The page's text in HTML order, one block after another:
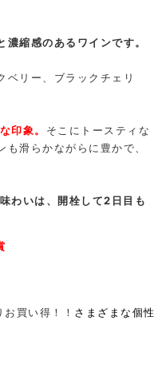
縮感のあるワインです。
ベリー、ブラックチェリ
印象。 そこにトースティな
滑らかながらに豊かで、
わいは、開栓して2日目も
お買い得！！ さまざまな個性